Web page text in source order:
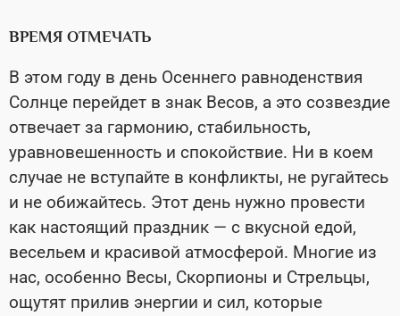
ВРЕМЯ ОТМЕЧАТЬ
В этом году в день Осеннего равноденствия
Солнце перейдет в знак Весов, а это созвездие
отвечает за гармонию, стабильность,
уравновешенность и спокойствие. Ни в коем
случае не вступайте в конфликты, не ругайтесь
и не обижайтесь. Этот день нужно провести
как настоящий праздник — с вкусной едой,
весельем и красивой атмосферой. Многие из
нас, особенно Весы, Скорпионы и Стрельцы,
ощутят прилив энергии и сил, которые